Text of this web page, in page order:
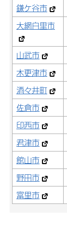
鎌ケ谷市
大網白里市
山武市
木更津市
酒々井町
佐倉市
印西市
君津市
館山市
野田市
富里市